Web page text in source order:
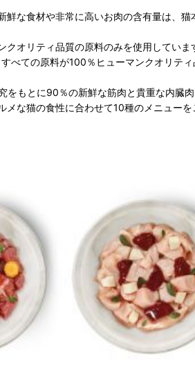
鮮な食材や非常に高いお肉の含有量は、
オリティ品質の原料のみを使用していま
べての原料が100％ヒューマンクオリテ
をもとに90％の新鮮な筋肉と貴重な内臓
メな猫の食性に合わせて10種のメニューを